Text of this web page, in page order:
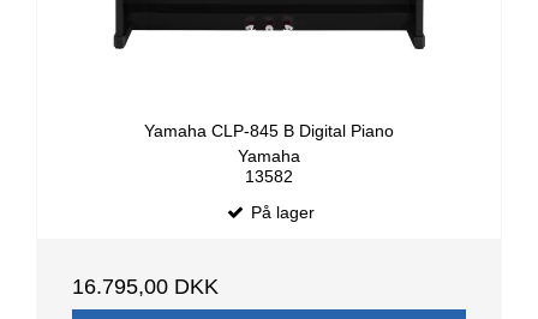
Yamaha CLP-845 B Digital Piano
Yamaha
13582
På lager
16.795,00 DKK